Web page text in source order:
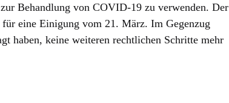
Behandlung von COVID-19 zu verwenden. Der
eine Einigung vom 21. März. Im Gegenzug
haben, keine weiteren rechtlichen Schritte mehr